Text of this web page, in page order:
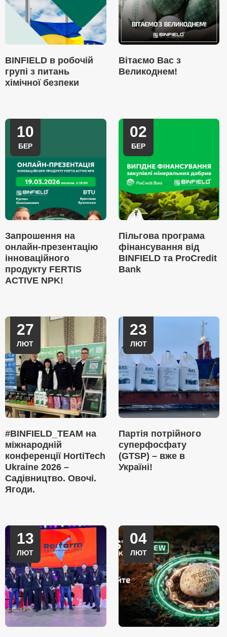
BINFIELD в робочій
групі з питань
хімічної безпеки
Вітаємо Вас з
Великоднем!
10
БЕР
Запрошення на
онлайн-презентацію
інноваційного
продукту FERTIS
ACTIVE NPK!
02
БЕР
Пільгова програма
фінансування від
BINFIELD та ProCredit
Bank
27
ЛЮТ
#BINFIELD_TEAM на
міжнародній
конференції HortiTech
Ukraine 2026 –
Садівництво. Овочі.
Ягоди.
23
ЛЮТ
Партія потрійного
суперфосфату
(GTSP) – вже в
Україні!
13
ЛЮТ
04
ЛЮТ